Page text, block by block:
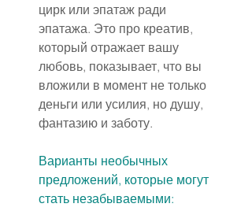
цирк или эпатаж ради
эпатажа. Это про креатив,
который отражает вашу
любовь, показывает, что вы
вложили в момент не только
деньги или усилия, но душу,
фантазию и заботу.
Варианты необычных
предложений, которые могут
стать незабываемыми: